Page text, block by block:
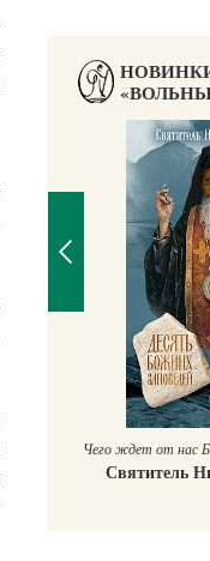
Чего ждет от нас
Святитель